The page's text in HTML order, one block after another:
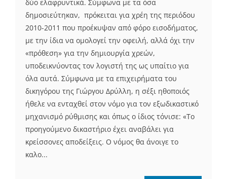
δύο ελαφρυντικά. Σύμφωνα με τα όσα
δημοσιεύτηκαν, πρόκειται για χρέη της περιόδου
2010-2011 που προέκυψαν από φόρο εισοδήματος,
με την ίδια να ομολογεί την οφειλή, αλλά όχι την
«πρόθεση» για την δημιουργία χρεών,
υποδεικνύοντας τον λογιστή της ως υπαίτιο για
όλα αυτά. Σύμφωνα με τα επιχειρήματα του
δικηγόρου της Γιώργου Δρύλλη, η σέξι ηθοποιός
ήθελε να ενταχθεί στον νόμο για τον εξωδικαστικό
μηχανισμό ρύθμισης και όπως ο ίδιος τόνισε: «Το
προηγούμενο δικαστήριο έχει αναβάλει για
κρείσσονες αποδείξεις. Ο νόμος θα άνοιγε το
καλο...